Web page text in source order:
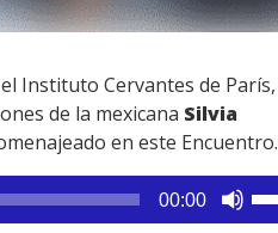
Instituto Cervantes de París,
de la mexicana Silvia
en este Encuentro.
00:00